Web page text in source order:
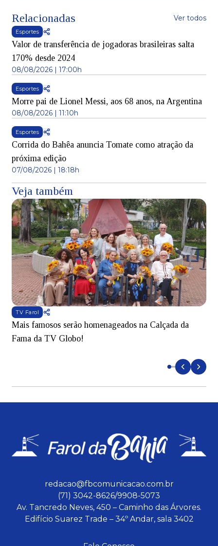
Relacionadas Ver todos
Esportes
Valor de transferência de jogadoras brasileiras salta
170% desde 2024
08/08/2026 | 17:00h
Esportes
Morre pai de Lionel Messi, aos 68 anos, na Argentina
08/08/2026 | 11:10h
Esportes
Corrida do Bahêa anuncia Tomate como atração da
próxima edição
07/08/2026 | 18:18h
Veja também
TV Farol
Mais famosos serão homenageados na Calçada da
Fama da TV Globo!
redacao@fbcomunicacao.com.br
(71) 3042-8626/9908-5073
Av. Tancredo Neves, 450 – Caminho das Árvores.
Edifício Suarez Trade – 34º Andar, sala 3402